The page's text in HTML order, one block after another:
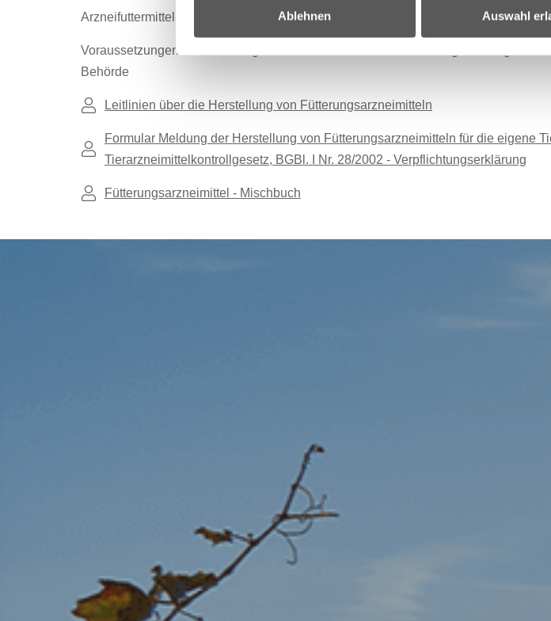
Ablehnen Auswahl
Arzneifuttermittel-Vormischung + Futtermittel = Arzneifuttermittel
Voraussetzungen: Absolvierung eines Mischtechnikkurses und Registrierung bei der
Behörde
Leitlinien über die Herstellung von Fütterungsarzneimitteln
Formular Meldung der Herstellung von Fütterungsarzneimitteln für die eigene
Tierarzneimittelkontrollgesetz, BGBl. I Nr. 28/2002 - Verpflichtungserklärung
Fütterungsarzneimittel - Mischbuch